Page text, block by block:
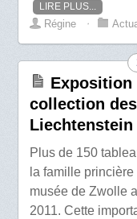
LIRE PLUS...
Régine ⋅
Exposition
collection
Plus de 150
la famille
musée de Zwolle
2011. Cette